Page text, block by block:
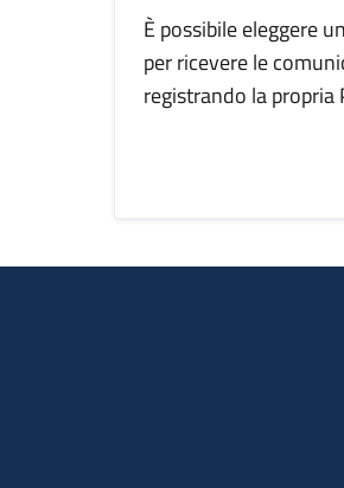
È possibile eleggere
per ricevere le
registrando la propria